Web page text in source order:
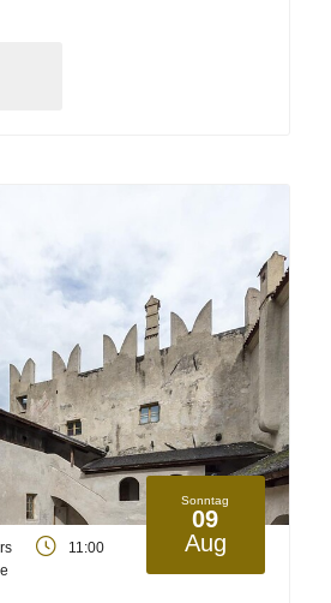
Sonntag
09
Aug
11:00